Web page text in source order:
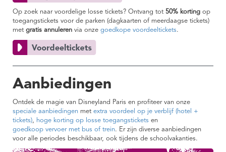
Op zoek naar voordelige losse tickets? Ontvang tot 50% korting op
toegangstickets voor de parken (dagkaarten of meerdaagse tickets)
met gratis annuleren via onze goedkope voordeeltickets.
Aanbiedingen
Ontdek de magie van Disneyland Paris en profiteer van onze
speciale aanbiedingen met extra voordeel op je verblijf (hotel +
tickets), hoge korting op losse toegangstickets en
goedkoop vervoer met bus of trein. Er zijn diverse aanbiedingen
voor alle periodes beschikbaar, ook tijdens de schoolvakanties.